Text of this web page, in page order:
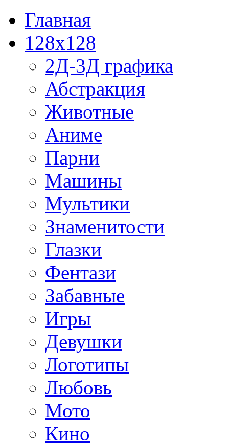
Главная
128x128
2Д-3Д графика
Абстракция
Животные
Аниме
Парни
Машины
Мультики
Знаменитости
Глазки
Фентази
Забавные
Игры
Девушки
Логотипы
Любовь
Мото
Кино